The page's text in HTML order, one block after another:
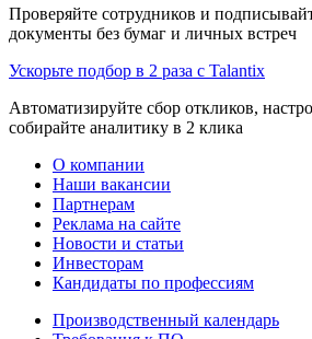
Проверяйте сотрудников и
документы без бумаг и личных встреч
Ускорьте подбор в 2 раза с Talantix
Автоматизируйте сбор откликов,
собирайте аналитику в 2 клика
О компании
Наши вакансии
Партнерам
Реклама на сайте
Новости и статьи
Инвесторам
Кандидаты по профессиям
Производственный календарь